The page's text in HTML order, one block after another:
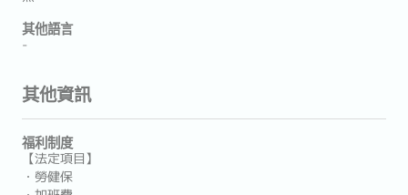
其他語言
-
其他資訊
福利制度
【法定項目】
・勞健保